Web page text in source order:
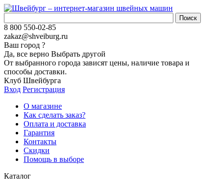
8 800 550-02-85
zakaz@shveiburg.ru
Ваш город ?
Да, все верно Выбрать другой
От выбранного города зависят цены, наличие товара и
способы доставки.
Клуб Швейбурга
Вход Регистрация
О магазине
Как сделать заказ?
Оплата и доставка
Гарантия
Контакты
Скидки
Помощь в выборе
Каталог